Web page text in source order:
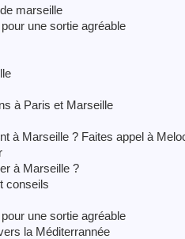
marseille
une sortie agréable
à Paris et Marseille
à Marseille ? Faites appel à
à Marseille ?
conseils
une sortie agréable
la Méditerrannée